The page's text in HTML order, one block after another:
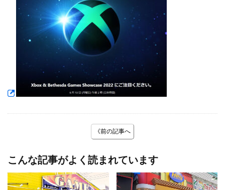
《前の記事へ
こんな記事がよく読まれています